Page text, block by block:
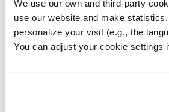
We use our own and third-party
use our website and make
personalize your visit (e.g., the
You can adjust your cookie settings
Häkchen von
sehen